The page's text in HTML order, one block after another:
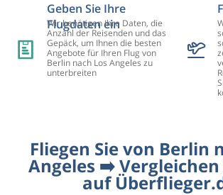
Geben Sie Ihre
Flugdaten ein
Wir benötigen Ihre Daten, die
Anzahl der Reisenden und das
Gepäck, um Ihnen die besten
Angebote für Ihren Flug von
Berlin nach Los Angeles zu
unterbreiten
Fliegen Sie von Berlin
Angeles ➡️
auf